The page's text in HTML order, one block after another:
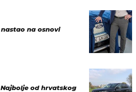
na osnovi
Najbolje od hrvatskog